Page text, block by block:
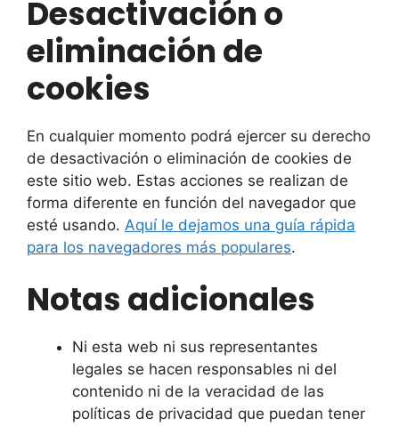
Desactivación o
eliminación de
cookies
En cualquier momento podrá ejercer su derecho
de desactivación o eliminación de cookies de
este sitio web. Estas acciones se realizan de
forma diferente en función del navegador que
esté usando. Aquí le dejamos una guía rápida
para los navegadores más populares.
Notas adicionales
Ni esta web ni sus representantes
legales se hacen responsables ni del
contenido ni de la veracidad de las
políticas de privacidad que puedan tener